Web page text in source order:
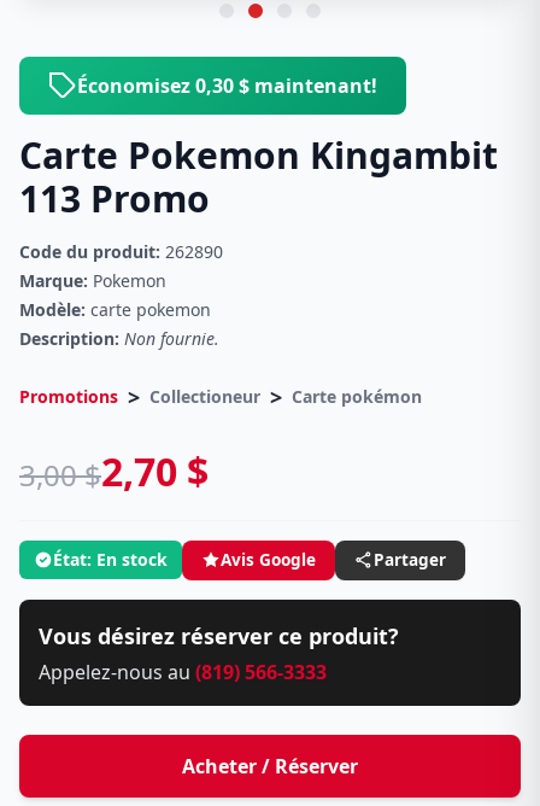
Économisez 0,30 $ maintenant!
Carte Pokemon Kingambit
113 Promo
Code du produit: 262890
Marque: Pokemon
Modèle: carte pokemon
Description: Non fournie.
Promotions > Collectioneur > Carte pokémon
3,00 $2,70 $
État: En stock Avis Google Partager
Vous désirez réserver ce produit?
Appelez-nous au (819) 566-3333
Acheter / Réserver